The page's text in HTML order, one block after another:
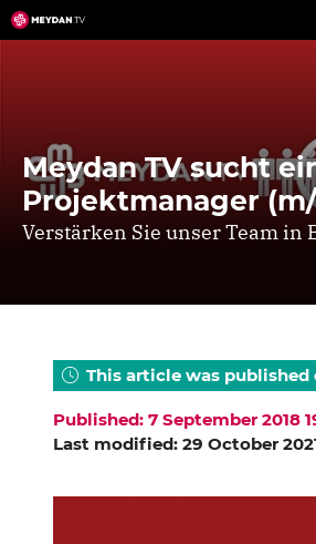
Skip
to
Meydan TV sucht
Projektmanager
Verstärken Sie unser Team in
This article was published
Published: 7 September 2018
Last modified: 29 October